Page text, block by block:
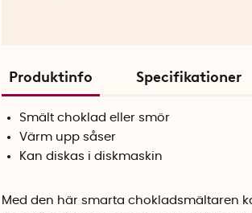
Produktinfo Specifikationer
Smält choklad eller smör
Värm upp såser
Kan diskas i diskmaskin
Med den här smarta chokladsmältaren